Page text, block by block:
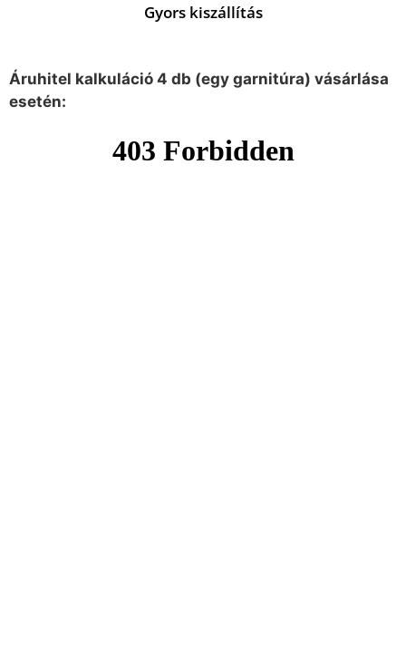
Gyors kiszállítás
Áruhitel kalkuláció 4 db (egy garnitúra) vásárlása
esetén: